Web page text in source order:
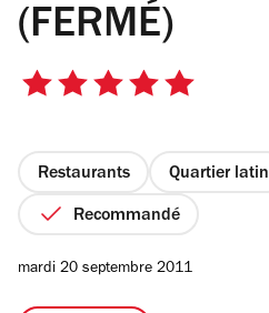
(FERMÉ)
5
étoiles
Restaurants Quartier latin
Recommandé
mardi 20 septembre 2011